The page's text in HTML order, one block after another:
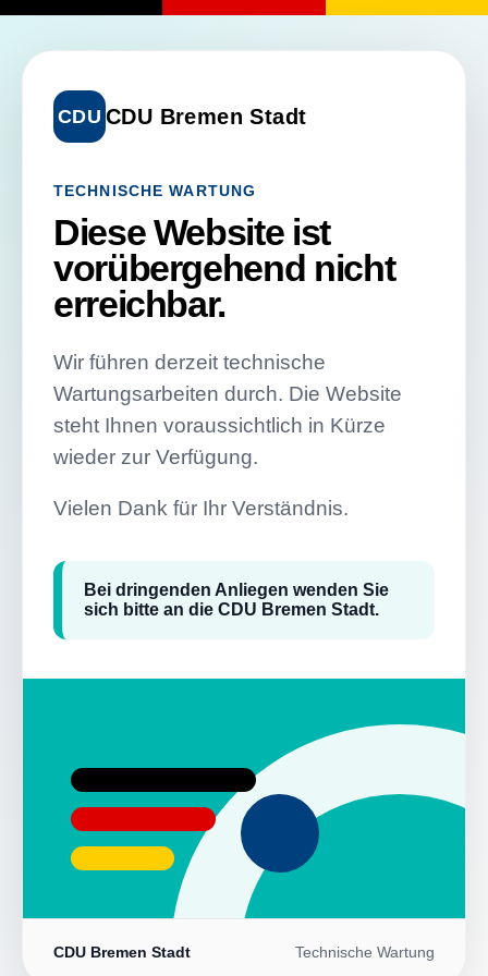
CDU CDU Bremen Stadt
TECHNISCHE WARTUNG
Diese Website ist
vorübergehend nicht
erreichbar.
Wir führen derzeit technische
Wartungsarbeiten durch. Die Website
steht Ihnen voraussichtlich in Kürze
wieder zur Verfügung.
Vielen Dank für Ihr Verständnis.
Bei dringenden Anliegen wenden Sie
sich bitte an die CDU Bremen Stadt.
CDU Bremen Stadt Technische Wartung